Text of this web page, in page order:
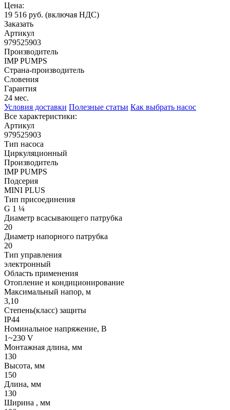
Цена:
19 516 руб. (включая НДС)
Заказать
Артикул
979525903
Производитель
IMP PUMPS
Страна-производитель
Словения
Гарантия
24 мес.
Условия доставки Полезные статьи Как выбрать насос
Все характеристики:
Артикул
979525903
Тип насоса
Циркуляционный
Производитель
IMP PUMPS
Подсерия
MINI PLUS
Тип присоединения
G 1 ¼
Диаметр всасывающего патрубка
20
Диаметр напорного патрубка
20
Тип управления
электронный
Область применения
Отопление и кондиционирование
Максимальный напор, м
3,10
Степень(класс) защиты
IP44
Номинальное напряжение, В
1~230 V
Монтажная длина, мм
130
Высота, мм
150
Длина, мм
130
Ширина , мм